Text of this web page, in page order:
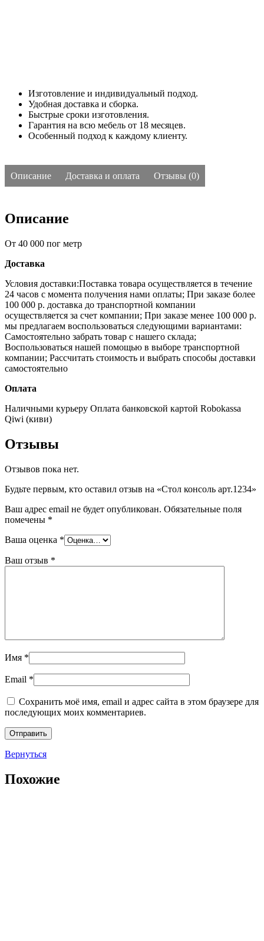
Изготовление и индивидуальный подход.
Удобная доставка и сборка.
Быстрые сроки изготовления.
Гарантия на всю мебель от 18 месяцев.
Особенный подход к каждому клиенту.
Описание Доставка и оплата Отзывы (0)
Описание
От 40 000 пог метр
Доставка
Условия доставки:Поставка товара осуществляется в течение
24 часов с момента получения нами оплаты; При заказе более
100 000 р. доставка до транспортной компании
осуществляется за счет компании; При заказе менее 100 000 р.
мы предлагаем воспользоваться следующими вариантами:
Самостоятельно забрать товар с нашего склада;
Воспользоваться нашей помощью в выборе транспортной
компании; Рассчитать стоимость и выбрать способы доставки
самостоятельно
Оплата
Наличными курьеру Оплата банковской картой Robokassa
Qiwi (киви)
Отзывы
Отзывов пока нет.
Будьте первым, кто оставил отзыв на «Стол консоль арт.1234»
Ваш адрес email не будет опубликован. Обязательные поля
помечены *
Ваша оценка *
Ваш отзыв *
Имя *
Email *
Сохранить моё имя, email и адрес сайта в этом браузере для
последующих моих комментариев.
Вернуться
Похожие